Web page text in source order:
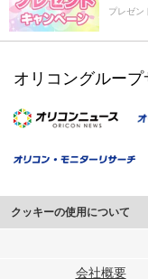
プレゼン
オリコングループ
クッキーの使用について
このサイトでは Cookie を
行っています。会社概要